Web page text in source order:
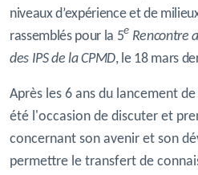
niveaux d’expérience et de
rassemblés pour la 5e Rencontre
des IPS de la CPMD, le 18 mars
Après les 6 ans du lancement
été l'occasion de discuter et
concernant son avenir et son
permettre le transfert de